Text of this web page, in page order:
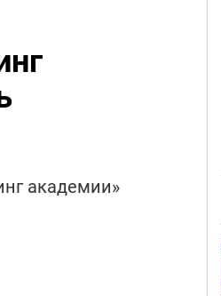
академии»